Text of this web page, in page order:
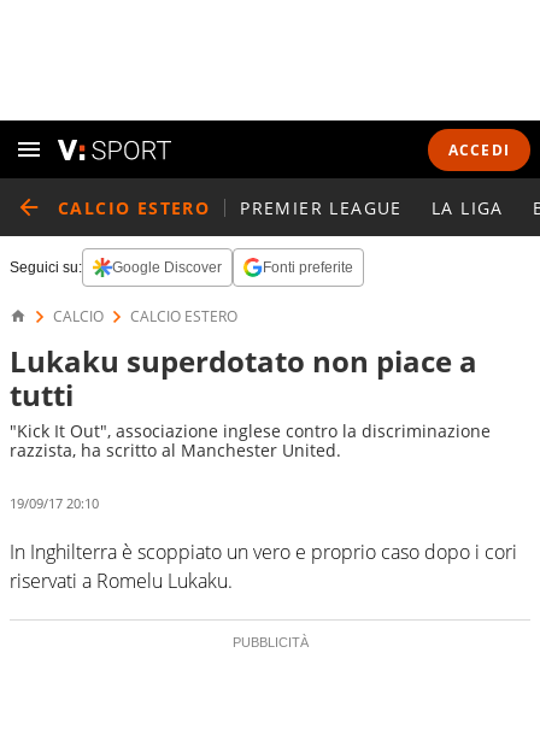
ACCEDI
CALCIO ESTERO PREMIER LEAGUE LA LIGA
Seguici su: Google Discover Fonti preferite
CALCIO CALCIO ESTERO
Lukaku superdotato non piace a
tutti
"Kick It Out", associazione inglese contro la discriminazione
razzista, ha scritto al Manchester United.
19/09/17 20:10
In Inghilterra è scoppiato un vero e proprio caso dopo i cori
riservati a Romelu Lukaku.